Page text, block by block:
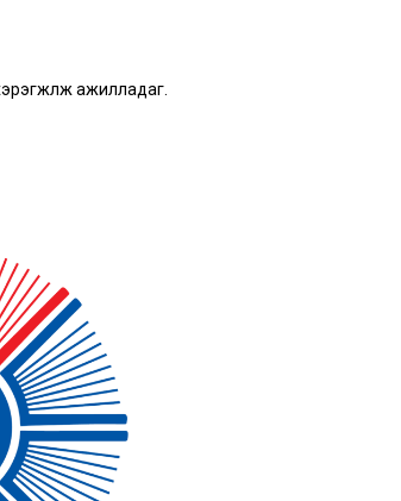
ажилладаг.